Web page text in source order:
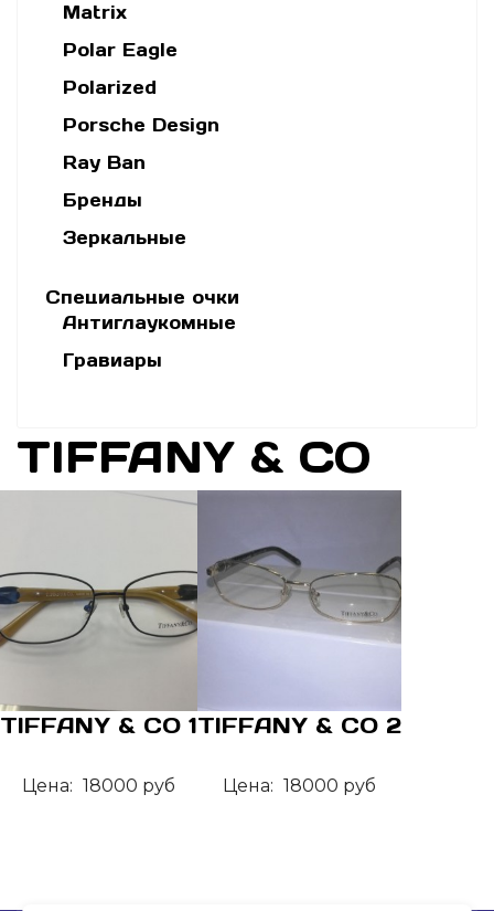
Matrix
Polar Eagle
Polarized
Porsche Design
Ray Ban
Бренды
Зеркальные
Специальные очки
Антиглаукомные
Гравиары
TIFFANY & CO
TIFFANY & CO 1
Цена: 18000 руб
TIFFANY & CO 2
Цена: 18000 руб